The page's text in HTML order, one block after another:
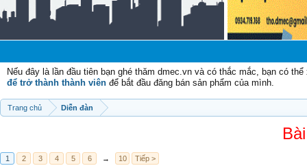
Nếu đây là lần đầu tiên bạn ghé thăm dmec.vn và có thắc mắc, bạn có
để trở thành thành viên để bắt đầu đăng bán sản phẩm của mình.
Trang chủ Diễn đàn
1 2 3 4 5 6 → 10 Tiếp >